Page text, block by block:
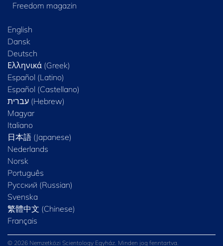
Freedom magazin
English
Dansk
Deutsch
Ελληνικά (Greek)
Español (Latino)
Español (Castellano)
Magyar
Italiano
日本語 (Japanese)
Nederlands
Norsk
Português
Русский (Russian)
Svenska
繁體中文 (Chinese)
Français
© 2026 Nemzetközi Scientology Egyház. Minden jog fenntartva.